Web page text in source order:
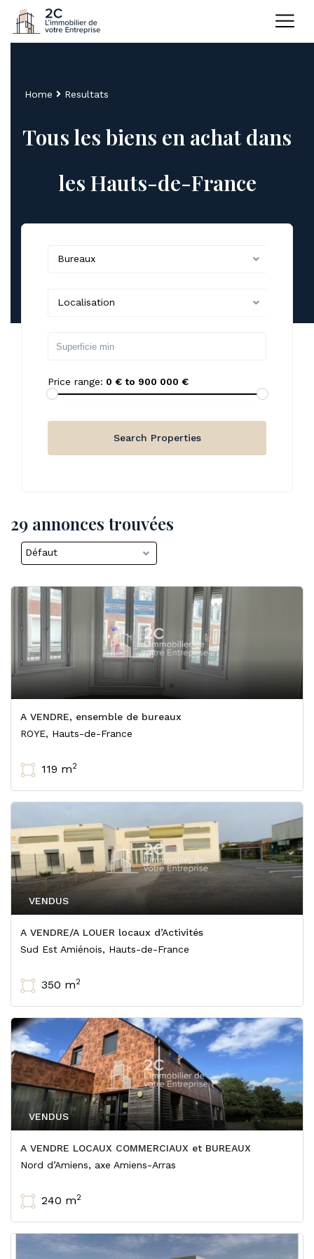
Home Resultats
Tous les biens en achat dans
les Hauts-de-France
Bureaux
Localisation
Price range: 0 € to 900 000 €
29 annonces trouvées
Défaut
A VENDRE, ensemble de bureaux
ROYE, Hauts-de-France
119 m2
A VENDRE/A LOUER locaux d’Activités
VENDUS
Sud Est Amiénois, Hauts-de-France
350 m2
A VENDRE LOCAUX COMMERCIAUX et BUREAUX
VENDUS
Nord d’Amiens, axe Amiens-Arras
240 m2